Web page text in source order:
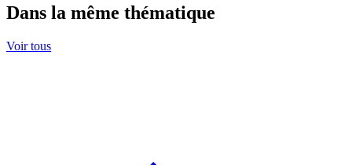
Dans la même thématique
Voir tous